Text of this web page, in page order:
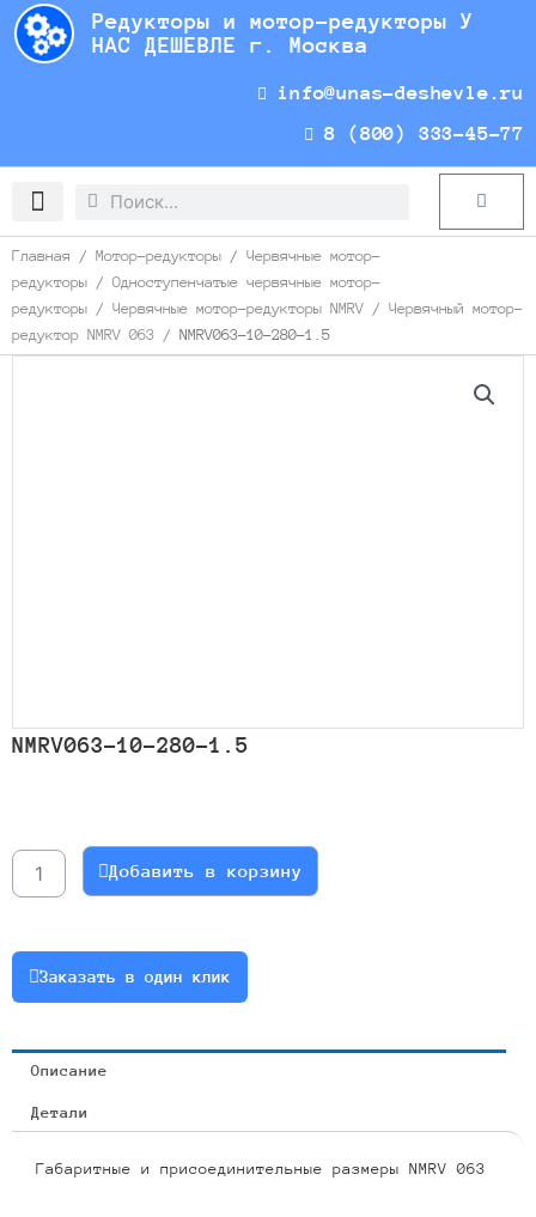
Перейти
содержимому
Редукторы и мотор-редукторы У
НАС ДЕШЕВЛЕ г. Москва
info@unas-deshevle.ru
8 (800) 333-45-77
Search
Search Cart
Главная / Мотор-редукторы / Червячные мотор-
редукторы / Одноступенчатые червячные мотор-
редукторы / Червячные мотор-редукторы NMRV / Червячный мотор-
редуктор NMRV 063 / NMRV063-10-280-1.5
NMRV063-10-280-1.5
NMRV063-
10-
Добавить в корзину
Заказать в один клик
Описание
Детали
Габаритные и присоединительные размеры NMRV 063